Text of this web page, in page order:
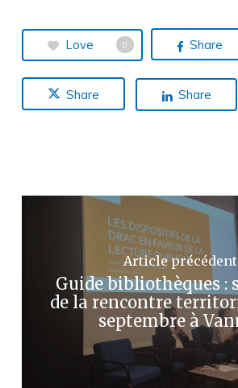
Love 0 Share
Share Share
Article précédent
Guide bibliothèques :
de la rencontre
septembre à